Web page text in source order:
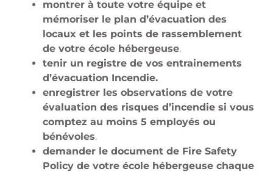
montrer à toute votre équipe et
mémoriser le plan d’évacuation des
locaux et les points de rassemblement
de votre école hébergeuse.
tenir un registre de vos entrainements
d’évacuation Incendie.
enregistrer les observations de votre
évaluation des risques d’incendie si vous
comptez au moins 5 employés ou
bénévoles.
demander le document de Fire Safety
Policy de votre école hébergeuse chaque